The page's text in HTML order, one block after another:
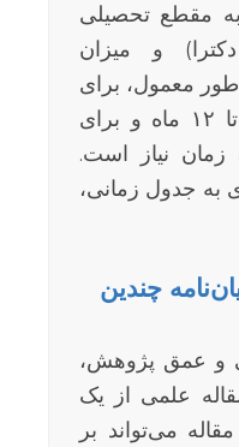
مقطع تحصیلی
و میزان
معمول، برای
کارشناسی ارشد بین ۶ تا ۱۲ ماه و برای
بین ۱۸ تا ۳۶ ماه زمان نیاز است.
به جدول زمانی،
چندین
و عمق پژوهش،
علمی از یک
می‌تواند بر